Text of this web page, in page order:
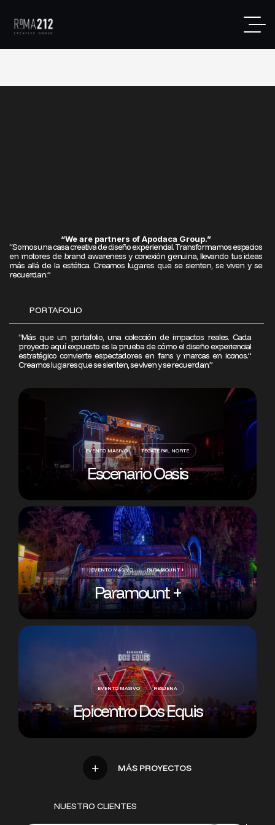
“We are partners of Apodaca Group.”
“Somos una casa creativa de diseño experiencial. Transformamos espacios
en motores de brand awareness y conexión genuina, llevando tus ideas
más allá de la estética. Creamos lugares que se sienten, se viven y se
recuerdan.”
PORTAFOLIO
“Más que un portafolio, una colección de impactos reales. Cada
proyecto aquí expuesto es la prueba de cómo el diseño experiencial
estratégico convierte espectadores en fans y marcas en iconos.”
Creamos lugares que se sienten, se viven y se recuerdan.”
EVENTO MASIVO TECATE PA'L NORTE
Escenario Oasis
EVENTO MASIVO PARAMOUNT +
Paramount +
EVENTO MASIVO RESUENA
Epicentro Dos Equis
NUESTRO CLIENTES